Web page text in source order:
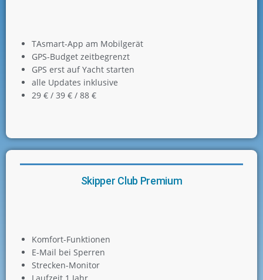
TAsmart-App am Mobilgerät
GPS-Budget zeitbegrenzt
GPS erst auf Yacht starten
alle Updates inklusive
29 € / 39 € / 88 €
Skipper Club Premium
Komfort-Funktionen
E-Mail bei Sperren
Strecken-Monitor